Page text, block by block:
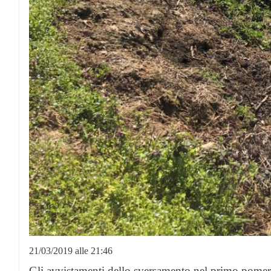
21/03/2019 alle 21:46